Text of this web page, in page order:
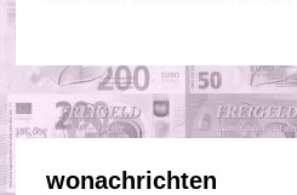
wonachrichten